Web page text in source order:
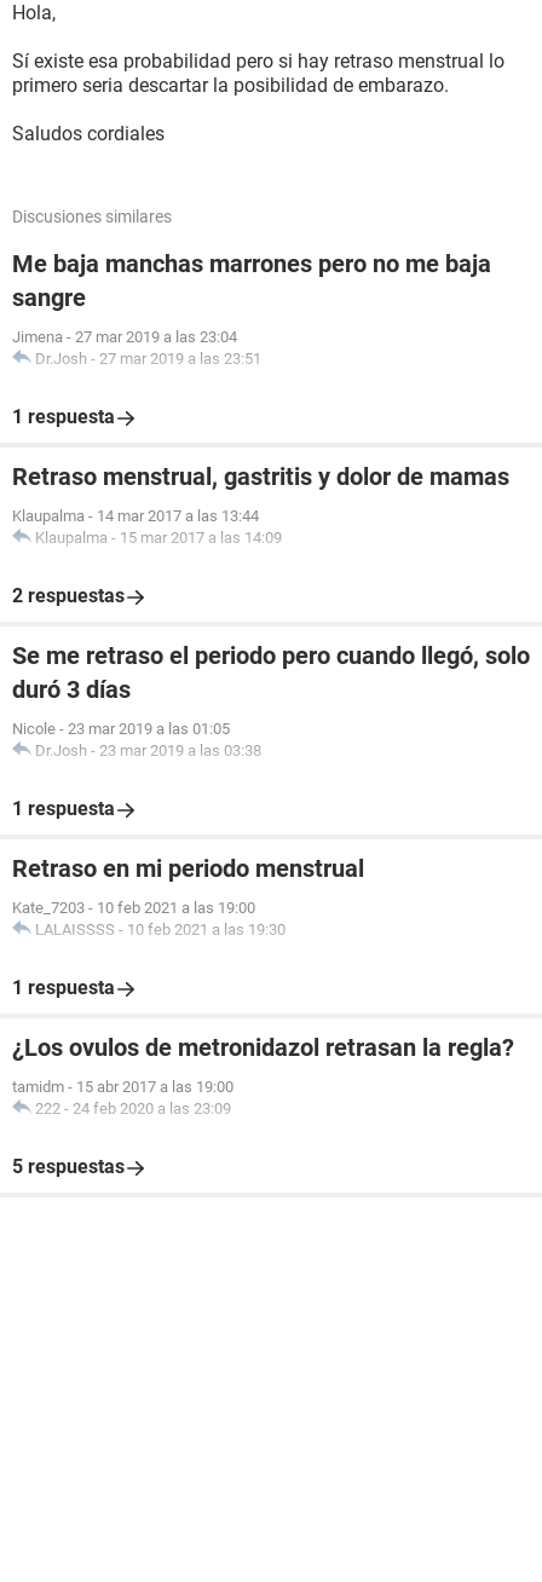
Hola,
Sí existe esa probabilidad pero si hay retraso menstrual lo
primero seria descartar la posibilidad de embarazo.
Saludos cordiales
Discusiones similares
Me baja manchas marrones pero no me baja
sangre
Jimena - 27 mar 2019 a las 23:04
Dr.Josh - 27 mar 2019 a las 23:51
1 respuesta
Retraso menstrual, gastritis y dolor de mamas
Klaupalma - 14 mar 2017 a las 13:44
Klaupalma - 15 mar 2017 a las 14:09
2 respuestas
Se me retraso el periodo pero cuando llegó, solo
duró 3 días
Nicole - 23 mar 2019 a las 01:05
Dr.Josh - 23 mar 2019 a las 03:38
1 respuesta
Retraso en mi periodo menstrual
Kate_7203 - 10 feb 2021 a las 19:00
LALAISSSS - 10 feb 2021 a las 19:30
1 respuesta
¿Los ovulos de metronidazol retrasan la regla?
tamidm - 15 abr 2017 a las 19:00
222 - 24 feb 2020 a las 23:09
5 respuestas